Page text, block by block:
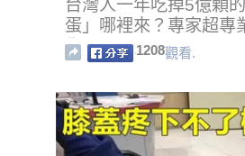
台灣人一年吃掉5億顆
蛋」哪裡來？專家超專
你！
1208觀看.